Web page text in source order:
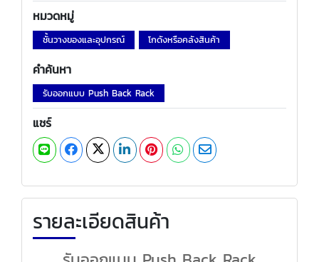
หมวดหมู่
ชั้นวางของและอุปกรณ์ โกดังหรือคลังสินค้า
คำค้นหา
รับออกแบบ Push Back Rack
แชร์
รายละเอียดสินค้า